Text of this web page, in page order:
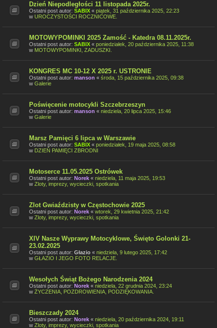
Dzień Niepodległości 11 listopada 2025r.
Ostatni post autor: SABIX « piątek, 31 października 2025, 22:23
w UROCZYSTOŚCI ROCZNICOWE.
MOTOWYPOMINKI 2025 Zamość - Katedra 08.11.2025r.
Ostatni post autor: SABIX « poniedziałek, 20 października 2025, 11:38
w MOTOWYPOMINKI, ZADUSZKI.
KONGRES MC 10-12 X 2025 r. USTRONIE
Ostatni post autor: manson « środa, 15 października 2025, 09:38
w Galerie
Poświęcenie motocykli Szczebrzeszyn
Ostatni post autor: manson « niedziela, 20 lipca 2025, 15:46
w Galerie
Marsz Pamięci 6 lipca w Warszawie
Ostatni post autor: SABIX « poniedziałek, 19 maja 2025, 08:58
w DZIEŃ PAMIĘCI ZBRODNI
Motoserce 11.05.2025 Ostrówek
Ostatni post autor: Norek « niedziela, 11 maja 2025, 19:53
w Zloty, imprezy, wycieczki, spotkania
Zlot Gwiaździsty w Częstochowie 2025
Ostatni post autor: Norek « wtorek, 29 kwietnia 2025, 21:42
w Zloty, imprezy, wycieczki, spotkania
XIV Nasze Wyprawy Motocyklowe, Święto Golonki 21-
23.02.2025
Ostatni post autor: Głazio « niedziela, 9 lutego 2025, 17:42
w GŁAZIO I JEGO FOTO RELACJE.
Wesołych Świąt Bożego Narodzenia 2024
Ostatni post autor: Norek « niedziela, 22 grudnia 2024, 23:24
w ŻYCZENIA, POZDROWIENIA, PODZIĘKOWANIA.
Bieszczady 2024
Ostatni post autor: Norek « niedziela, 20 października 2024, 19:11
w Zloty, imprezy, wycieczki, spotkania